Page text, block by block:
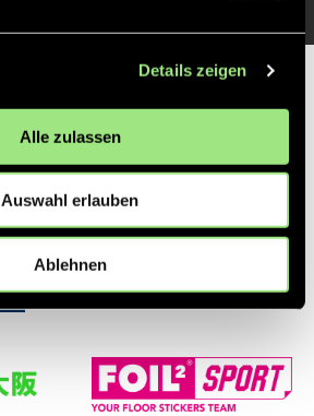
Details zeigen
Alle zulassen
Auswahl erlauben
Ablehnen